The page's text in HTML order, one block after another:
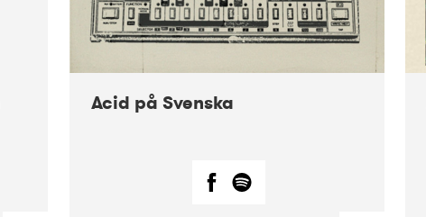
Acid på Svenska